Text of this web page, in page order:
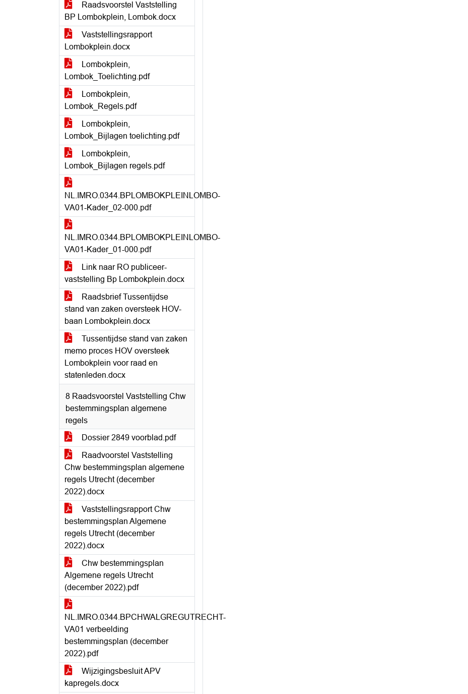
Raadsvoorstel Vaststelling
BP Lombokplein, Lombok.docx
Vaststellingsrapport
Lombokplein.docx
Lombokplein,
Lombok_Toelichting.pdf
Lombokplein,
Lombok_Regels.pdf
Lombokplein,
Lombok_Bijlagen toelichting.pdf
Lombokplein,
Lombok_Bijlagen regels.pdf
NL.IMRO.0344.BPLOMBOKPLEINLOMBO-
VA01-Kader_02-000.pdf
NL.IMRO.0344.BPLOMBOKPLEINLOMBO-
VA01-Kader_01-000.pdf
Link naar RO publiceer-
vaststelling Bp Lombokplein.docx
Raadsbrief Tussentijdse
stand van zaken oversteek HOV-
baan Lombokplein.docx
Tussentijdse stand van zaken
memo proces HOV oversteek
Lombokplein voor raad en
statenleden.docx
8 Raadsvoorstel Vaststelling Chw
bestemmingsplan algemene
regels
Dossier 2849 voorblad.pdf
Raadvoorstel Vaststelling
Chw bestemmingsplan algemene
regels Utrecht (december
2022).docx
Vaststellingsrapport Chw
bestemmingsplan Algemene
regels Utrecht (december
2022).docx
Chw bestemmingsplan
Algemene regels Utrecht
(december 2022).pdf
NL.IMRO.0344.BPCHWALGREGUTRECHT-
VA01 verbeelding
bestemmingsplan (december
2022).pdf
Wijzigingsbesluit APV
kapregels.docx